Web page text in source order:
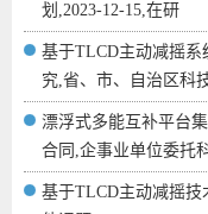
划,2023-12-15,在研
基于TLCD主动减摇
究,省、市、自治区科
漂浮式多能互补平台
合同,企事业单位委托
基于TLCD主动减摇